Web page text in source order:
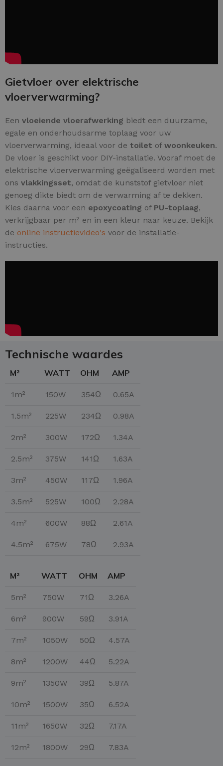
Gietvloer over elektrische
vloerverwarming?
Een vloeiende vloerafwerking biedt een duurzame,
egale en onderhoudsarme toplaag voor uw
vloerverwarming, ideaal voor de toilet of woonkeuken.
De vloer is geschikt voor DIY-installatie. Vooraf moet de
elektrische vloerverwarming geëgaliseerd worden met
ons vlakkingsset, omdat de kunststof gietvloer niet
genoeg dikte biedt om de verwarming af te dekken.
Kies daarna voor een epoxycoating of PU-toplaag,
verkrijgbaar per m² en in een kleur naar keuze. Bekijk
de online instructievideo's voor de installatie-
instructies.
Technische waardes
M² WATT OHM AMP
1m² 150W 354Ω 0.65A
1.5m² 225W 234Ω 0.98A
2m² 300W 172Ω 1.34A
2.5m² 375W 141Ω 1.63A
3m² 450W 117Ω 1.96A
3.5m² 525W 100Ω 2.28A
4m² 600W 88Ω 2.61A
4.5m² 675W 78Ω 2.93A
M² WATT OHM AMP
5m² 750W 71Ω 3.26A
6m² 900W 59Ω 3.91A
7m² 1050W 50Ω 4.57A
8m² 1200W 44Ω 5.22A
9m² 1350W 39Ω 5.87A
10m² 1500W 35Ω 6.52A
11m² 1650W 32Ω 7.17A
12m² 1800W 29Ω 7.83A